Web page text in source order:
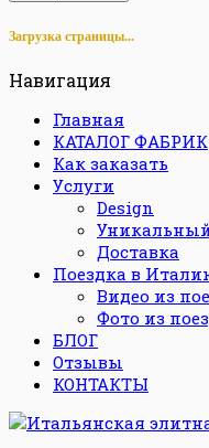
Загрузка страницы...
Навигация
Главная
КАТАЛОГ ФАБРИК
Как заказать
Услуги
Design
Доставка
Поездка в
Видео из
Фото из
БЛОГ
Отзывы
КОНТАКТЫ